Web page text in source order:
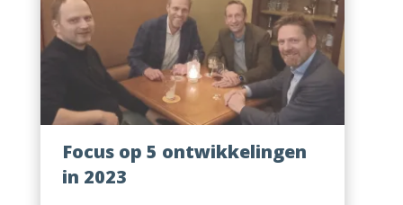
Focus op 5 ontwikkelingen
in 2023